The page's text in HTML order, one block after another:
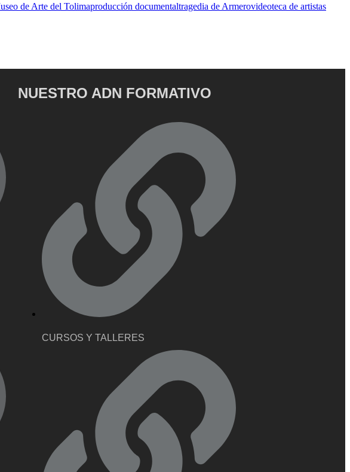
de Arte del Tolimaproducción documentaltragedia de Armerovideoteca de artistas
NUESTRO ADN FORMATIVO
CURSOS Y TALLERES